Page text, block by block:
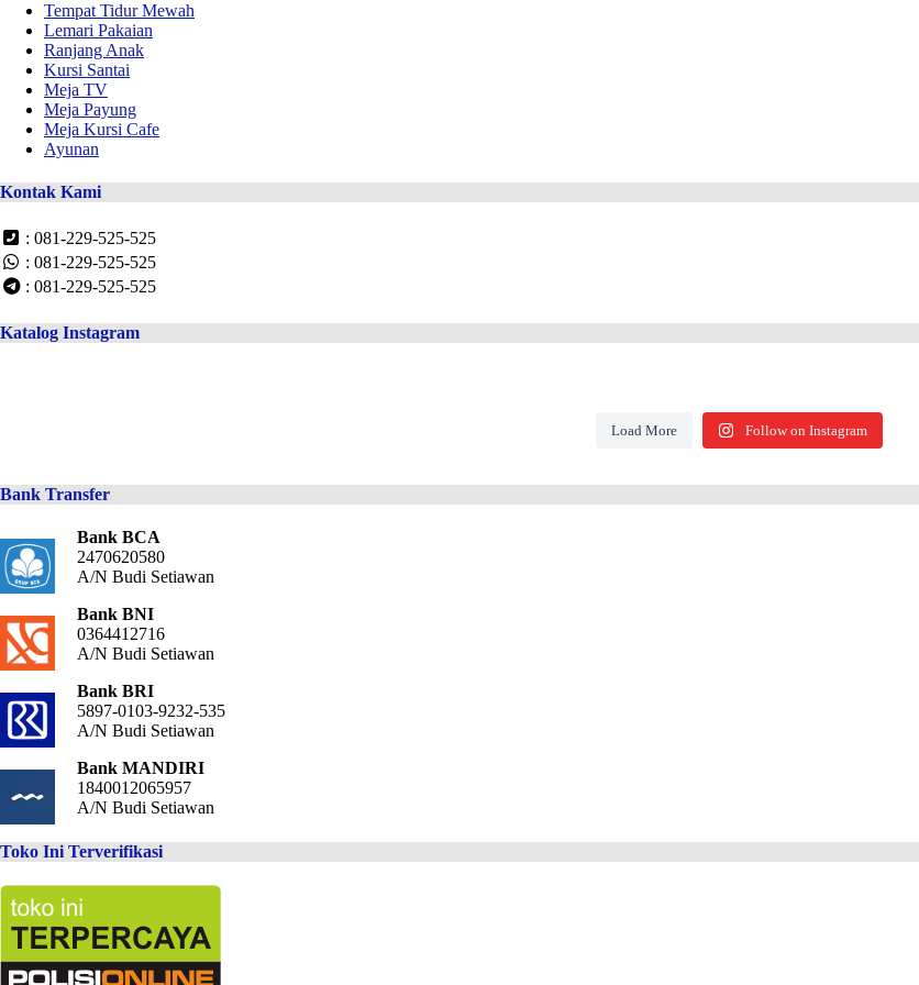
Tempat Tidur Mewah
Lemari Pakaian
Ranjang Anak
Kursi Santai
Meja TV
Meja Payung
Meja Kursi Cafe
Ayunan
Kontak Kami
: 081-229-525-525
: 081-229-525-525
: 081-229-525-525
Katalog Instagram
Load More Follow on Instagram
Bank Transfer
Bank BCA
2470620580
A/N Budi Setiawan
Bank BNI
0364412716
A/N Budi Setiawan
Bank BRI
5897-0103-9232-535
A/N Budi Setiawan
Bank MANDIRI
1840012065957
A/N Budi Setiawan
Toko Ini Terverifikasi